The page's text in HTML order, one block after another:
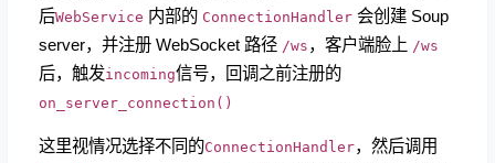
后WebService 内部的 ConnectionHandler 会创建 Soup
server，并注册 WebSocket 路径 /ws，客户端脸上 /ws
后，触发incoming信号，回调之前注册的
on_server_connection()
这里视情况选择不同的ConnectionHandler，然后调用